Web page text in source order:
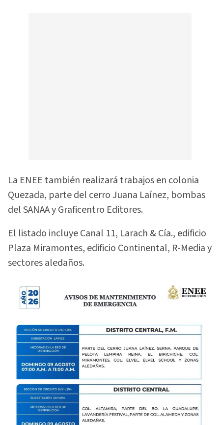
La ENEE también realizará trabajos en colonia
Quezada, parte del cerro Juana Laínez, bombas
del SANAA y Graficentro Editores.
El listado incluye Canal 11, Larach & Cía., edificio
Plaza Miramontes, edificio Continental, R-Media y
sectores aledaños.